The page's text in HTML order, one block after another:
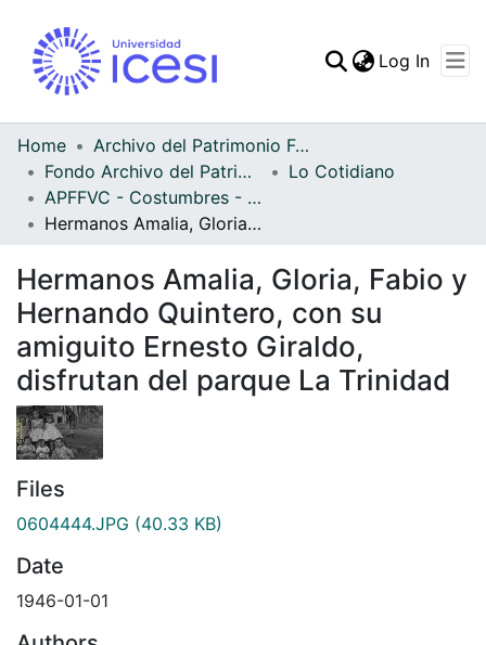
Statistics
Log In
Home
Archivo del Patrimonio Fotográfico y Fílmico del Valle del Cauca
Fondo Archivo del Patrimonio Fotográfico y Fílmico del Valle del Cauca
Lo Cotidiano
APFFVC - Costumbres - Patrimonial
Hermanos Amalia, Gloria, Fabio y Hernando Quintero, con su amiguito Ernesto Giraldo, disfrutan del parque La Trinidad
Hermanos Amalia, Gloria, Fabio y
Hernando Quintero, con su
amiguito Ernesto Giraldo,
disfrutan del parque La Trinidad
Files
0604444.JPG (40.33 KB)
Date
1946-01-01